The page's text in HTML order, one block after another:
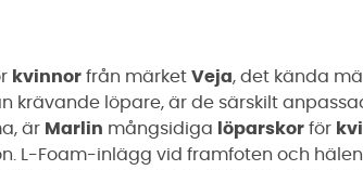
kvinnor från märket Veja, det kända
krävande löpare, är de särskilt
är Marlin mångsidiga löparskor för
L-Foam-inlägg vid framfoten och